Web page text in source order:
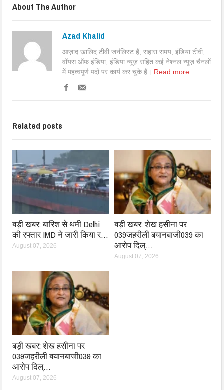
About The Author
Azad Khalid
आज़ाद ख़ालिद टीवी जर्नलिस्ट हैं, सहारा समय, इंडिया टीवी,
वॉयस ऑफ इंडिया, इंडिया न्यूज़ सहित कई नेश्नल न्यूज़ चैनलों
में महत्वपूर्ण पदों पर कार्य कर चुके हैं। Read more
Related posts
बड़ी खबर: बारिश से थमी Delhi
की रफ्तार IMD ने जारी किया र…
August 07, 2026
बड़ी खबर: शेख हसीना पर
039जहरीली बयानबाजी039 का
आरोप दिल्…
August 07, 2026
बड़ी खबर: शेख हसीना पर
039जहरीली बयानबाजी039 का
आरोप दिल्…
August 07, 2026